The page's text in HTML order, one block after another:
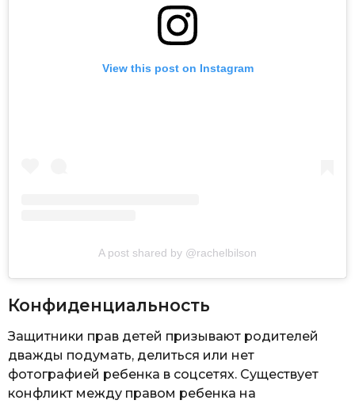
View this post on Instagram
A post shared by @rachelbilson
Конфиденциальность
Защитники прав детей призывают родителей
дважды подумать, делиться или нет
фотографией ребенка в соцсетях. Существует
конфликт между правом ребенка на